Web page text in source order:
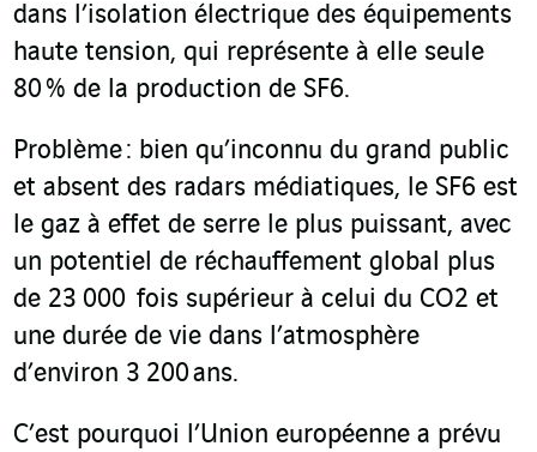
dans l’isolation électrique des équipements
haute tension, qui représente à elle seule
80 % de la production de SF6.
Problème : bien qu’inconnu du grand public
et absent des radars médiatiques, le SF6 est
le gaz à effet de serre le plus puissant, avec
un potentiel de réchauffement global plus
de 23 000 fois supérieur à celui du CO2 et
une durée de vie dans l’atmosphère
d’environ 3 200 ans.
C’est pourquoi l’Union européenne a prévu